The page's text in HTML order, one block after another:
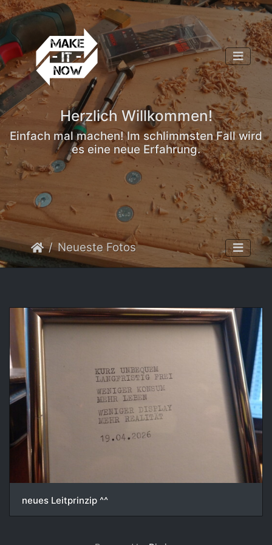
Herzlich Willkommen!
Einfach mal machen! Im schlimmsten Fall wird
es eine neue Erfahrung.
Neueste Fotos
neues Leitprinzip ^^